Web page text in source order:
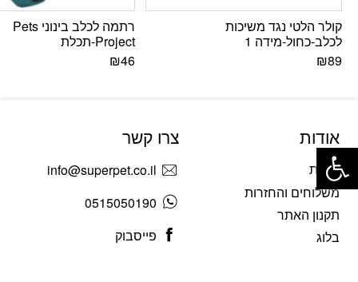
קולר הלטי נגד משיכות
לכלב-כחול-מידה 1
₪89
רתמה לכלב בינוני Pets
Project-תכלת
₪46
אודות
אודות
משלוחים והחזרות
תקנון האתר
בלוג
צרו קשר
info@superpet.co.il
0515050190
פייסבוק
פתח סרגל נגישות